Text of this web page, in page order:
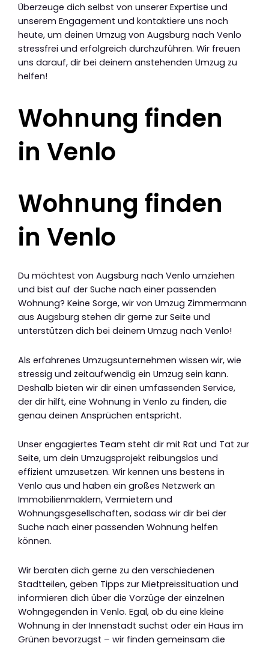
Überzeuge dich selbst von unserer Expertise und
unserem Engagement und kontaktiere uns noch
heute, um deinen Umzug von Augsburg nach Venlo
stressfrei und erfolgreich durchzuführen. Wir freuen
uns darauf, dir bei deinem anstehenden Umzug zu
helfen!
Wohnung finden
in Venlo
Wohnung finden
in Venlo
Du möchtest von Augsburg nach Venlo umziehen
und bist auf der Suche nach einer passenden
Wohnung? Keine Sorge, wir von Umzug Zimmermann
aus Augsburg stehen dir gerne zur Seite und
unterstützen dich bei deinem Umzug nach Venlo!
Als erfahrenes Umzugsunternehmen wissen wir, wie
stressig und zeitaufwendig ein Umzug sein kann.
Deshalb bieten wir dir einen umfassenden Service,
der dir hilft, eine Wohnung in Venlo zu finden, die
genau deinen Ansprüchen entspricht.
Unser engagiertes Team steht dir mit Rat und Tat zur
Seite, um dein Umzugsprojekt reibungslos und
effizient umzusetzen. Wir kennen uns bestens in
Venlo aus und haben ein großes Netzwerk an
Immobilienmaklern, Vermietern und
Wohnungsgesellschaften, sodass wir dir bei der
Suche nach einer passenden Wohnung helfen
können.
Wir beraten dich gerne zu den verschiedenen
Stadtteilen, geben Tipps zur Mietpreissituation und
informieren dich über die Vorzüge der einzelnen
Wohngegenden in Venlo. Egal, ob du eine kleine
Wohnung in der Innenstadt suchst oder ein Haus im
Grünen bevorzugst – wir finden gemeinsam die